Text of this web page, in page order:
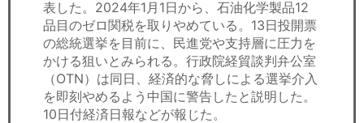
表した。2024年1月1日から、石油化学製品12
品目のゼロ関税を取りやめている。13日投開票
の総統選挙を目前に、民進党や支持層に圧力を
かける狙いとみられる。行政院経貿談判弁公室
（OTN）は同日、経済的な脅しによる選挙介入
を即刻やめるよう中国に警告したと説明した。
10日付経済日報などが報じた。